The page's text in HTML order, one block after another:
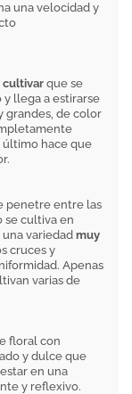
una velocidad y
cultivar que se
llega a estirarse
grandes, de color
último hace que
penetre entre las
se cultiva en
variedad muy
cruces y
Apenas
varias de
floral con
y dulce que
en una
y reflexivo.